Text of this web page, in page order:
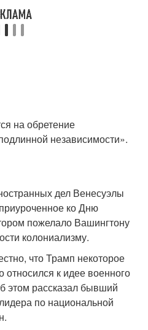
на обретение
независимости».
дел Венесуэлы
ко Дню
пожелало Вашингтону
колониализму.
что Трамп некоторое
к идее военного
этом рассказал бывший
по национальной